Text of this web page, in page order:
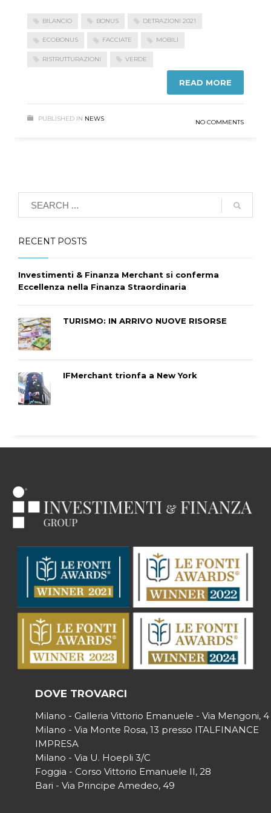
BILANCIO BONUS DETRAZIONI 2021
ECOBONUS FACCIATE MOBILI
RISTRUTTURAZIONI VERDE
READ MORE
PUBLISHED IN NEWS NO COMMENTS
RECENT POSTS
Investimenti & Finanza Merchant si conferma
Eccellenza nella Finanza Straordinaria
TURISMO: IN ARRIVO NUOVE RISORSE
IFMerchant trionfa a New York
DOVE TROVARCI
Milano - Galleria Vittorio Emanuele - Via Mengoni, 4
Milano - Via Monte Rosa, 13 presso ITALFINANCE
IMPRESA
Milano - Via U. Hoepli 3/C
Foggia - Corso Vittorio Emanuele II, 28
Bari - Via Principe Amedeo, 49